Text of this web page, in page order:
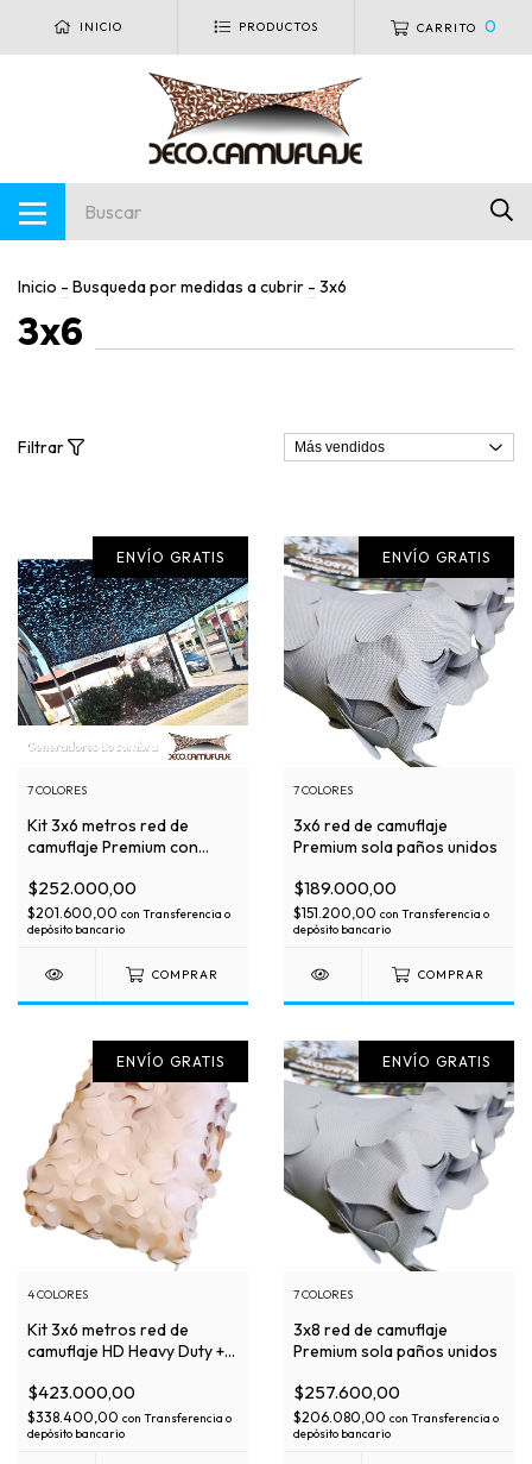
INICIO PRODUCTOS CARRITO 0
Inicio - Busqueda por medidas a cubrir - 3x6
3x6
Filtrar
ENVÍO GRATIS
7 COLORES
Kit 3x6 metros red de
camuflaje Premium con
$252.000,00
$201.600,00 con Transferencia o
depósito bancario
COMPRAR
ENVÍO GRATIS
7 COLORES
3x6 red de camuflaje
Premium sola paños unidos
$189.000,00
$151.200,00 con Transferencia o
depósito bancario
COMPRAR
ENVÍO GRATIS
4 COLORES
Kit 3x6 metros red de
camuflaje HD Heavy Duty +5
$423.000,00
$338.400,00 con Transferencia o
depósito bancario
ENVÍO GRATIS
7 COLORES
3x8 red de camuflaje
Premium sola paños unidos
$257.600,00
$206.080,00 con Transferencia o
depósito bancario